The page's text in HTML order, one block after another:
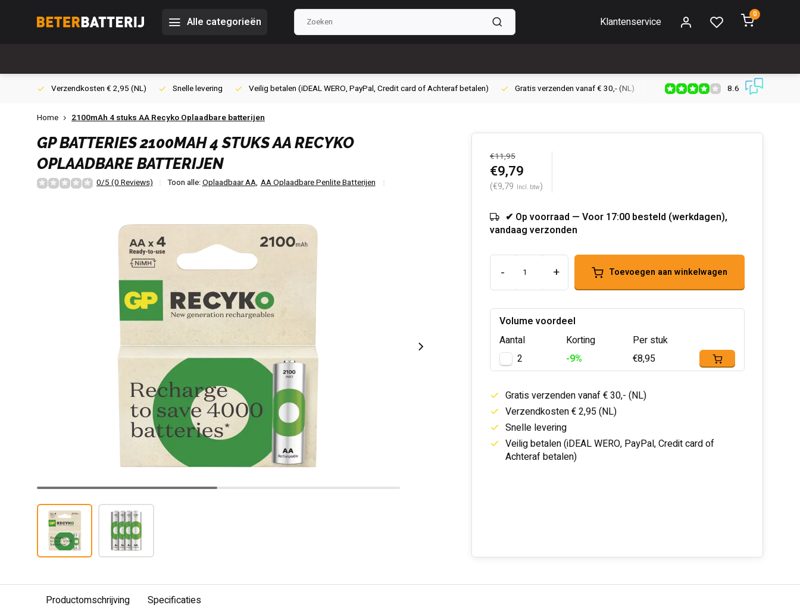
Alle categorieën Klantenservice
0
Verzendkosten € 2,95 (NL) Snelle levering Veilig betalen (iDEAL WERO, PayPal, Credit card of Achteraf betalen) Gratis verzenden vanaf € 30,- (NL) Verzendkosten € 2,95 (NL)
8.6
Home 2100mAh 4 stuks AA Recyko Oplaadbare batterijen
GP BATTERIES2100MAH 4 STUKS AA RECYKO
OPLAADBARE BATTERIJEN
0/5 (0 Reviews) Toon alle:Oplaadbaar AA, AA Oplaadbare Penlite Batterijen
€11,95
€9,79
(€9,79 Incl. btw)
✔ Op voorraad — Voor 17:00 besteld (werkdagen),
vandaag verzonden
- + Toevoegen aan winkelwagen
Volume voordeel
Aantal
Korting
Per stuk
2
-9% €8,95
Gratis verzenden vanaf € 30,- (NL)
Verzendkosten € 2,95 (NL)
Snelle levering
Veilig betalen (iDEAL WERO, PayPal, Credit card of
Achteraf betalen)
Productomschrijving Specificaties